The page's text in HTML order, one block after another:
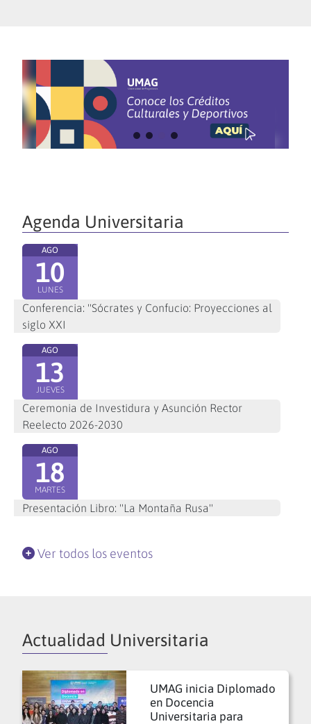
Agenda Universitaria
AGO
10
LUNES
Conferencia: "Sócrates y Confucio: Proyecciones al
siglo XXI
AGO
13
JUEVES
Ceremonia de Investidura y Asunción Rector
Reelecto 2026-2030
AGO
18
MARTES
Presentación Libro: "La Montaña Rusa"
Ver todos los eventos
Actualidad Universitaria
UMAG inicia Diplomado
en Docencia
Universitaria para